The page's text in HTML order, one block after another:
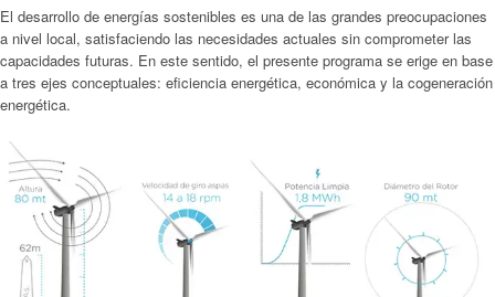
El desarrollo de energías sostenibles es una de las grandes preocupaciones
a nivel local, satisfaciendo las necesidades actuales sin comprometer las
capacidades futuras. En este sentido, el presente programa se erige en base
a tres ejes conceptuales: eficiencia energética, económica y la cogeneración
energética.